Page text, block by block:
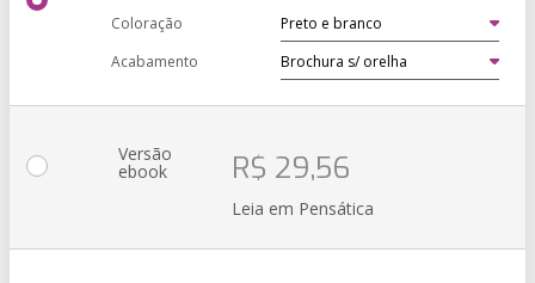
Coloração
Acabamento
Versão
ebook R$ 29,56
Leia em Pensática